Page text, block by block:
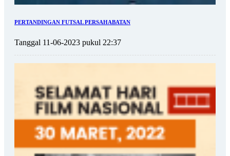
PERTANDINGAN FUTSAL PERSAHABATAN
Tanggal 11-06-2023 pukul 22:37